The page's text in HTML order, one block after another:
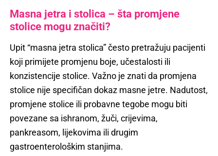
Masna jetra i stolica – šta promjene
stolice mogu značiti?
Upit “masna jetra stolica” često pretražuju pacijenti
koji primijete promjenu boje, učestalosti ili
konzistencije stolice. Važno je znati da promjena
stolice nije specifičan dokaz masne jetre. Nadutost,
promjene stolice ili probavne tegobe mogu biti
povezane sa ishranom, žuči, crijevima,
pankreasom, lijekovima ili drugim
gastroenterološkim stanjima.